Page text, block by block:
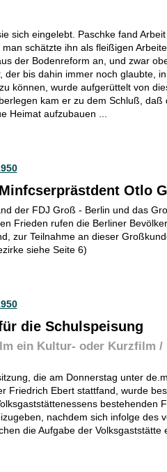
sich eingelebt. Paschke fand
schätzte ihn als fleißigen
der Bodenreform an, und zwar
der bis dahin immer noch glaubte,
können, wurde aufgerüttelt von
kam er zu dem Schluß, daß
Heimat aufzubauen ...
Otlo
der FDJ Groß - Berlin und das
Frieden rufen die Berliner
zur Teilnahme an dieser
siehe Seite 6)
die Schulspeisung
ein Kultur- oder Kurzfilm /
die am Donnerstag unter
Friedrich Ebert stattfand, wurde
bestehenden
nachdem sich infolge des
die Aufgabe der Volksgaststätte